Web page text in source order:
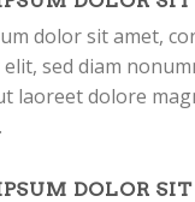
dolor sit amet,
sed diam
laoreet dolore
DOLOR